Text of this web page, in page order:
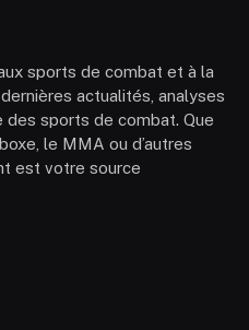
sports de combat et à la
actualités, analyses
sports de combat. Que
le MMA ou d’autres
est votre source